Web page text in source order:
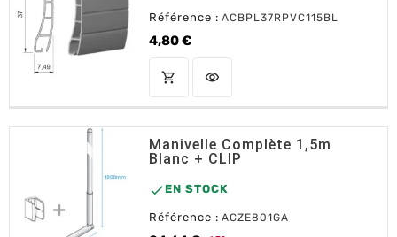
Référence : ACBPL37RPVC115BL
4,80 €
Prix
shopping_cart AJOUTER AU PANIER
visibility
Manivelle Complète 1,5m
Blanc + CLIP
 EN STOCK
Référence : ACZE801GA